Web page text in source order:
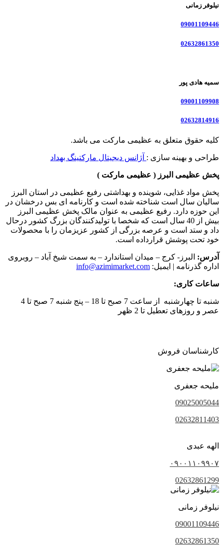
نیلوفر زمانی
09001109446
02632861350
سمیه هادی پور
09001109908
02632814916
کلیه حقوق متعلق به عظیمی مارکت می باشد.
طراحی و بهینه سازی : آژانس دیجیتال مارکتینگ بهداد
پخش عظیمی البرز ( عظیمی مارکت )
پخش مواد غذایی، شوینده و بهداشتی رفیع عظیمی در استان البرز
سالیان سال است شناخته شده است و کارنامه ای بس درخشان در
این حوزه دارد. رفیع عظیمی به عنوان مالک پخش عظیمی البرز
بیش از 40 سال است که شخصا با تولیدکنندگان بزرگ کشور درحال
داد و ستد است و عرصه بزرگی از کشور عزیزمان را با محصولات
خود تحت پوشش قرارداده است.
آدرس: البرز- کرج – میدان استاندارد – به سمت شیخ آباد – روبروی
اداره گذرنامه | ایمیل: info@azimimarket.com
ساعات کاری:
شنبه تا چهارشنبه از ساعت 7 صبح تا 18 – پنج شنبه 7 صبح تا 4
عصر و روزهای تعطیل تا 2 ظهر
کارشناسان فروش
ملیحه جعفری
09025005044
02632811403
الهه عبدی
۰۹۰۰۱۱۰۹۹۰۷
02632861299
نیلوفر زمانی
09001109446
02632861350